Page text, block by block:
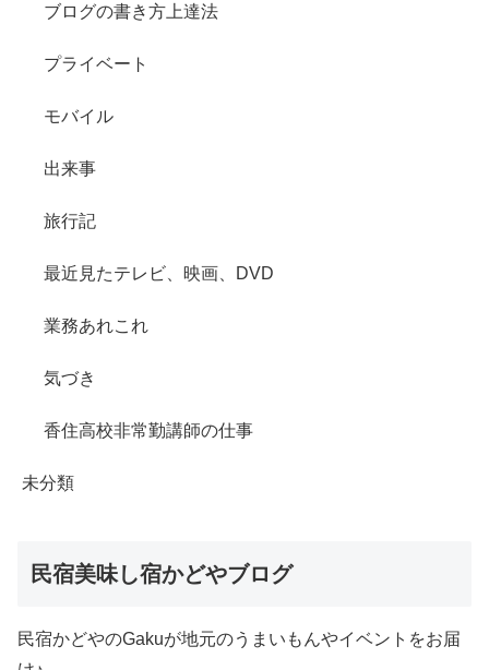
ブログの書き方上達法
プライベート
モバイル
出来事
旅行記
最近見たテレビ、映画、DVD
業務あれこれ
気づき
香住高校非常勤講師の仕事
未分類
民宿美味し宿かどやブログ
民宿かどやのGakuが地元のうまいもんやイベントをお届